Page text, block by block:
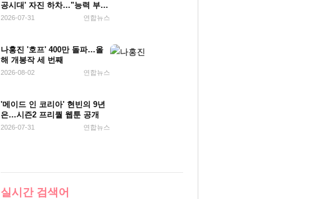
공시대' 자진 하차…"능력 부
족"
2026-07-31 연합뉴스
나홍진 '호프' 400만 돌파…올
해 개봉작 세 번째
2026-08-02 연합뉴스
'메이드 인 코리아' 현빈의 9년
은…시즌2 프리퀄 웹툰 공개
2026-07-31 연합뉴스
실시간 검색어